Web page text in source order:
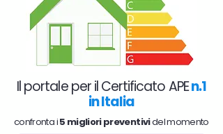
Il portale per il Certificato APEn.1
in Italia
confronta i5 migliori preventividel momento